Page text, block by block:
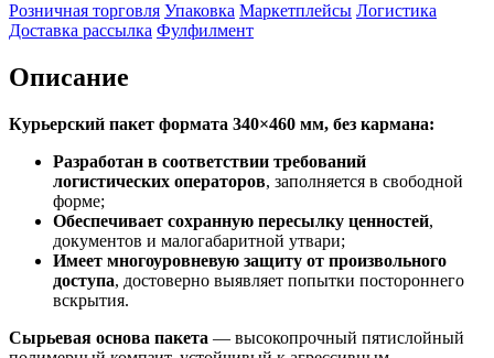
Розничная торговля Упаковка Маркетплейсы Логистика
Доставка рассылка Фулфилмент
Описание
Курьерский пакет формата 340×460 мм, без кармана:
Разработан в соответствии требований
логистических операторов, заполняется в свободной
форме;
Обеспечивает сохранную пересылку ценностей,
документов и малогабаритной утвари;
Имеет многоуровневую защиту от произвольного
доступа, достоверно выявляет попытки постороннего
вскрытия.
Сырьевая основа пакета — высокопрочный пятислойный